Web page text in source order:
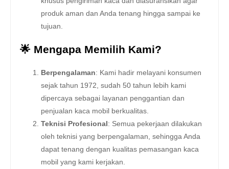
produk aman dan Anda tenang hingga sampai ke
tujuan.
🌟 Mengapa Memilih Kami?
Berpengalaman: Kami hadir melayani konsumen
sejak tahun 1972, sudah 50 tahun lebih kami
dipercaya sebagai layanan penggantian dan
penjualan kaca mobil berkualitas.
Teknisi Profesional : Semua pekerjaan dilakukan
oleh teknisi yang berpengalaman, sehingga Anda
dapat tenang dengan kualitas pemasangan kaca
mobil yang kami kerjakan.